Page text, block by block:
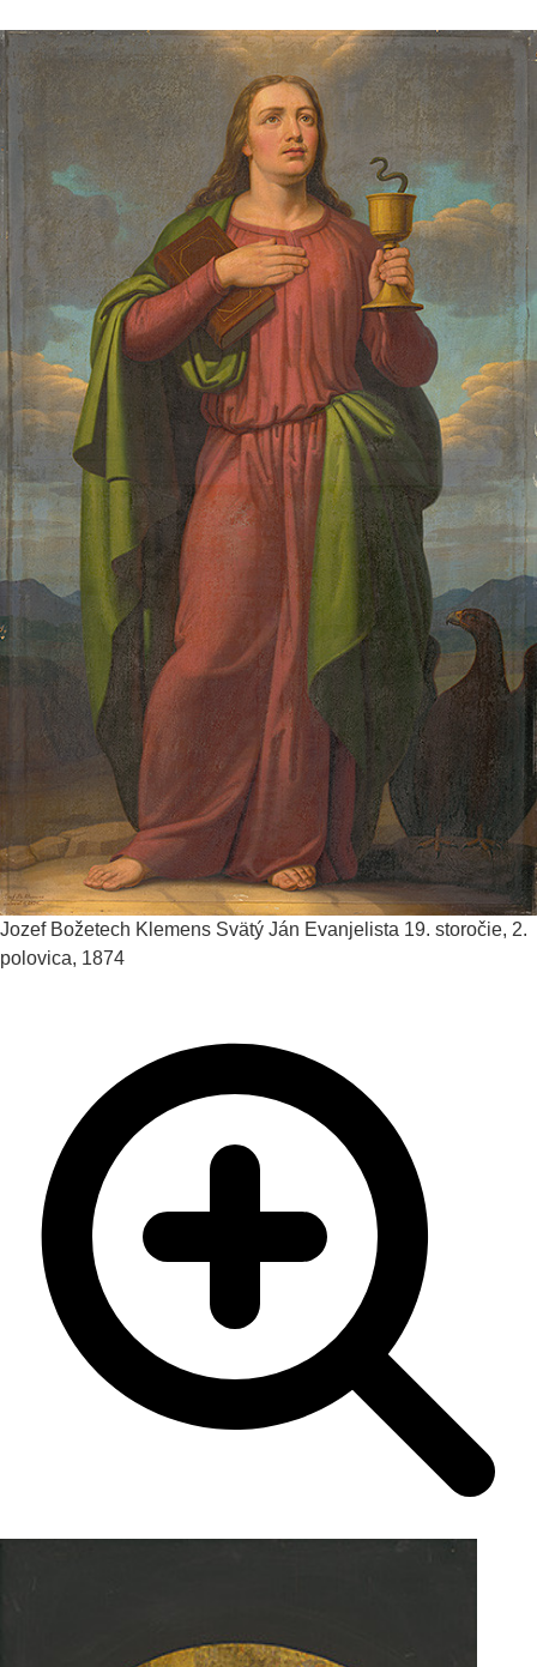
Jozef Božetech Klemens Svätý Ján Evanjelista 19. storočie, 2.
polovica, 1874